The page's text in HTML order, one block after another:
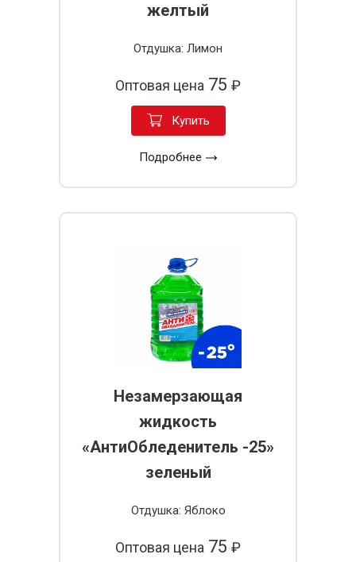
желтый
Отдушка: Лимон
Оптовая цена 75 ₽
Купить
Подробнее
Незамерзающая
жидкость
«АнтиОбледенитель -25»
зеленый
Отдушка: Яблоко
Оптовая цена 75 ₽